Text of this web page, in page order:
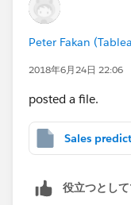
Peter Fakan
2018年6月24日 22:06
posted a file.
Sales
役立つとし